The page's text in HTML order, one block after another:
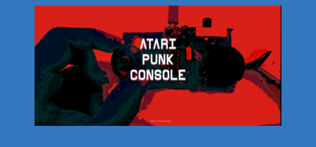
console
la